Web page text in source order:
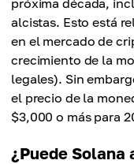
próxima década,
alcistas. Esto está
en el mercado de
crecimiento de la
legales). Sin
el precio de la
$3,000 o más para
¿Puede